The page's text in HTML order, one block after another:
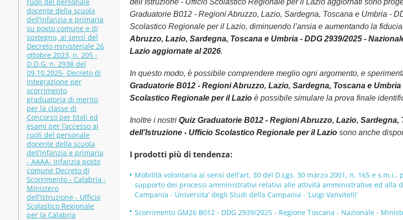
docente della scuola
dell’infanzia e primaria
su posto comune e di
sostegno, ai sensi del
Decreto ministeriale 26
ottobre 2023, n. 205 -
D.D.G. n. 2938 del
09.10.2025- Decreto di
integrazione per
scorrimento
graduatoria di merito
per la classe di
Concorso per titoli ed
esami per l’accesso ai
ruoli del personale
docente della scuola
dell’infanzia e primaria
- AAAA- Infanzia posto
comune Decreto di
Scorrimento - Calabria -
Ministero
dell’Istruzione - Ufficio
Scolastico Regionale
per la Calabria
dell’Istruzione - Ufficio Scolastico Regionale per il Lazio aggiornati sono
Graduatorie B012 - Regioni Abruzzo, Lazio, Sardegna, Toscana e Umbria -
Scolastico Regionale per il Lazio, diminuendo l’ansia e aumentando la
Abruzzo, Lazio, Sardegna, Toscana e Umbria - DDG 2939/2025 -
Lazio aggiornate al 2026.
In questo modo, è possibile comprendere meglio ogni argomento, e
Graduatorie B012 - Regioni Abruzzo, Lazio, Sardegna, Toscana e
Scolastico Regionale per il Lazioè possibile simulare la prova finale
Inoltre i nostri Quiz Graduatorie B012 - Regioni Abruzzo, Lazio,
dell’Istruzione - Ufficio Scolastico Regionale per il Laziosono anche
I prodotti più di tendenza:
Mobilità volontaria ai sensi dell’art. 30 del D.Lgs. 30 marzo 2001, n. 165 e
supporto dei processi amministrativi relativi alle attività amministrative ed alla
Campania - Universita’ degli Studi della Campania - ‘Luigi Vanvitelli’
Scorrimento GM26 B012 - DDG 2939/2025 - Regione Toscana - Nazionale -